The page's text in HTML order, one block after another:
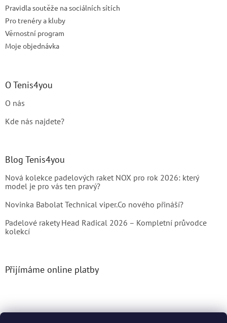
Pravidla soutěže na sociálních sítích
Pro trenéry a kluby
Věrnostní program
Moje objednávka
O Tenis4you
O nás
Kde nás najdete?
Blog Tenis4you
Nová kolekce padelových raket NOX pro rok 2026: který
model je pro vás ten pravý?
Novinka Babolat Technical viper.Co nového přináší?
Padelové rakety Head Radical 2026 – Kompletní průvodce
kolekcí
Přijímáme online platby